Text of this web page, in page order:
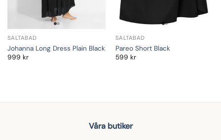
SALTABAD
Johanna Long Dress Plain Black
999 kr
SALTABAD
Pareo Short Black
599 kr
Våra butiker